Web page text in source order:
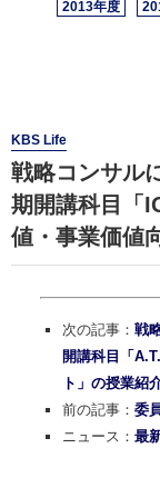
2013年度
KBS Life
戦略コンサル
期開講科目「
値・事業価値
次の記事： 戦
開講科目「
ト」の授業紹
前の記事： 委
ニュース： 最